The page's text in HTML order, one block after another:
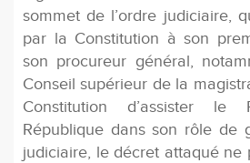
sommet de l’ordre judiciaire,
par la Constitution à son
son procureur général,
Conseil supérieur de la
Constitution d’assister
République dans son rôle de
judiciaire, le décret attaqué ne